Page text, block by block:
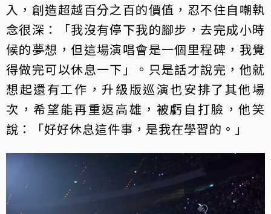
入，創造超越百分之百的價值，忍不住自嘲執
念很深：「我沒有停下我的腳步，去完成小時
候的夢想，但這場演唱會是一個里程碑，我覺
得做完可以休息一下」。只是話才說完，他就
想起還有工作，升級版巡演也安排了其他場
次，希望能再重返高雄，被虧自打臉，他笑
說：「好好休息這件事，是我在學習的。」